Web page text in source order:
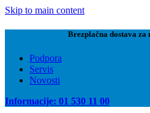
Skip to main content
Brezplačna dostava za
Podpora
Servis
Novosti
Informacije: 01 530 11 00